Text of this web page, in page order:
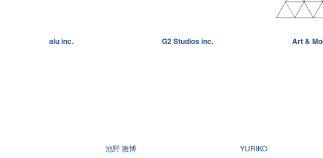
alu inc. G2 Studios inc. Art &
池野 雅博 YURIKO